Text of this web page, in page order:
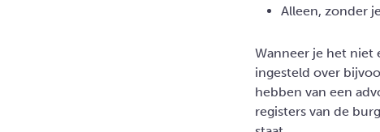
Alleen, zonder
Wanneer je het niet
ingesteld over
hebben van een
registers van de